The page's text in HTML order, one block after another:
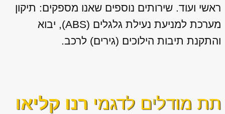
ראשי ועוד. שירותים נוספים שאנו מספקים: תיקון
מערכת למניעת נעילת גלגלים (ABS), יבוא
והתקנת תיבות הילוכים (גירים) לרכב.
תת מודלים לדגמי רנו קליאו